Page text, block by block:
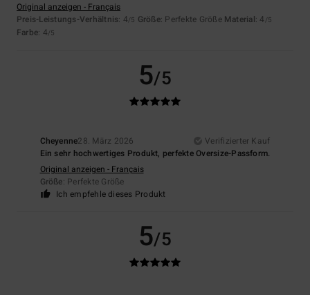
Original anzeigen - Français
Preis-Leistungs-Verhältnis: 4/5 Größe: Perfekte Größe Material: 4 /5
Farbe: 4/5
5/5
Cheyenne28. März 2026
Verifizierter Kauf
Ein sehr hochwertiges Produkt, perfekte Oversize-Passform.
Original anzeigen - Français
Größe: Perfekte Größe
Ich empfehle dieses Produkt
5/5